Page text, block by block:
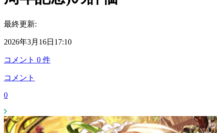
最終更新:
2026年3月16日17:10
コメント 0 件
コメント
0